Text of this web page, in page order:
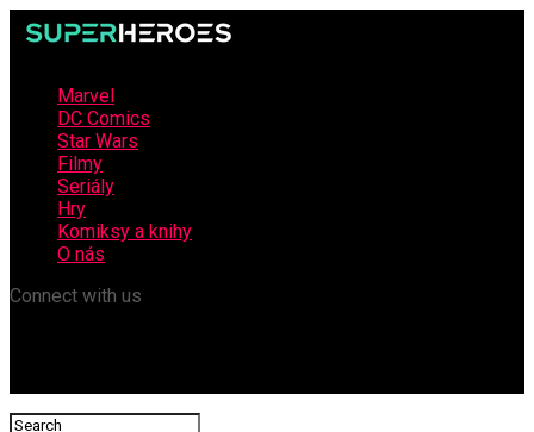
Marvel
DC Comics
Star Wars
Filmy
Seriály
Hry
Komiksy a knihy
O nás
Connect with us